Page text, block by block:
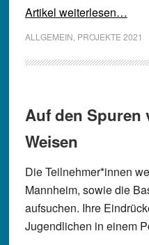
Artikel weiterlesen…
ALLGEMEIN PROJEKTE 2021
Auf den Spuren
Weisen
Die Teilnehmer*innen
Mannheim, sowie die
aufsuchen. Ihre
Jugendlichen in einem